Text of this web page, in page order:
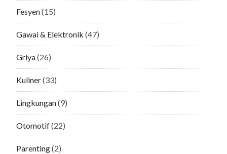
Fesyen(15)
Gawai & Elektronik (47)
Griya(26)
Kuliner(33)
Lingkungan(9)
Otomotif(22)
Parenting(2)